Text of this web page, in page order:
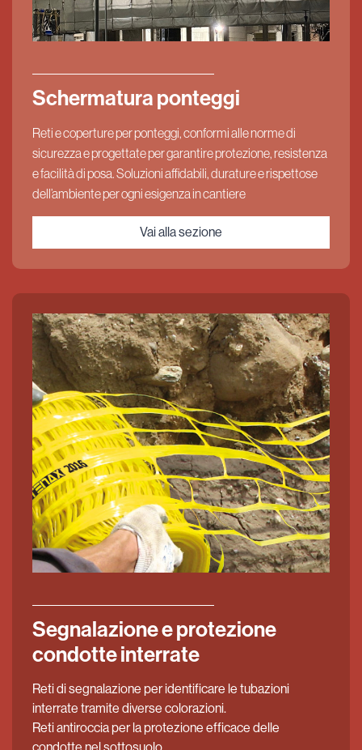
Schermatura ponteggi
Reti e coperture per ponteggi, conformi alle norme di
sicurezza e progettate per garantire protezione, resistenza
e facilità di posa. Soluzioni affidabili, durature e rispettose
dell’ambiente per ogni esigenza in cantiere
Vai alla sezione
Segnalazione e protezione
condotte interrate
Reti di segnalazione per identificare le tubazioni
interrate tramite diverse colorazioni.
Reti antiroccia per la protezione efficace delle